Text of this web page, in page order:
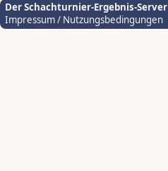
Der Schachturnier-Ergebnis-Server
Impressum / Nutzungsbedingungen